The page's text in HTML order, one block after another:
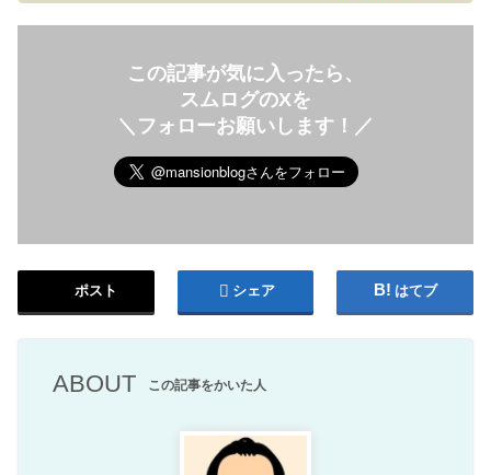
この記事が気に入ったら、
スムログのXを
＼フォローお願いします！／
ポスト シェア はてブ
ABOUT この記事をかいた人